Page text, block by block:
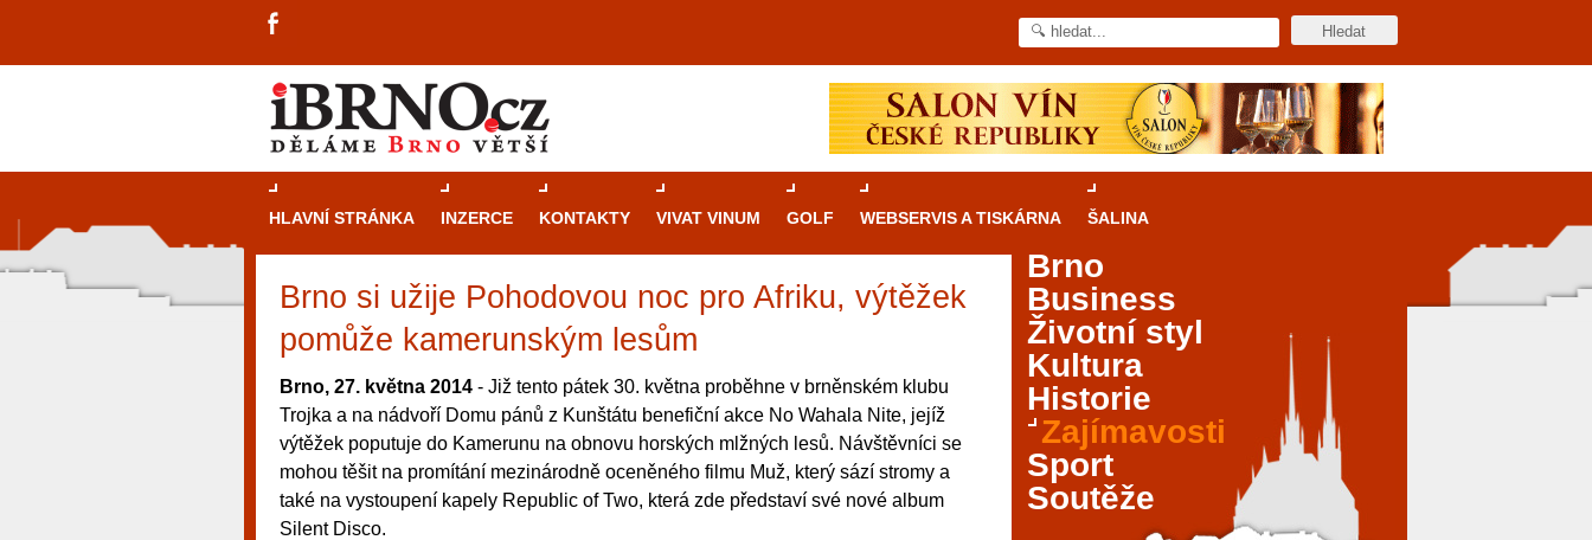
HLAVNÍ STRÁNKA INZERCE KONTAKTY VIVAT VINUM GOLF WEBSERVIS A TISKÁRNA ŠALINA
Brno si užije Pohodovou noc pro Afriku, výtěžek
pomůže kamerunským lesům
Brno, 27. května 2014 - Již tento pátek 30. května proběhne v brněnském klubu
Trojka a na nádvoří Domu pánů z Kunštátu benefiční akce No Wahala Nite, jejíž
výtěžek poputuje do Kamerunu na obnovu horských mlžných lesů. Návštěvníci se
mohou těšit na promítání mezinárodně oceněného filmu Muž, který sází stromy a
také na vystoupení kapely Republic of Two, která zde představí své nové album
Silent Disco.
Průvodcekasinovými hrami v Brně: Od
rulety po video automaty
Brno je městem známým pro zajímavé památky, skvělé
restaurace, divadla a univerzity. Mimo jiné je ale také
místem, kde si můžete legálně a bezpečně vyzkoušet
různé kasinové hry. V neustále kvetoucí moravské
metropoli naleznete širokou nabídku her od klasické
rulety až po moderní automaty jak pro pravidelné
návštěvníky, tak pro příležitostné hráče. V...
Brno
Business
Životní styl
Kultura
Historie
Zajímavosti
Sport
Soutěže